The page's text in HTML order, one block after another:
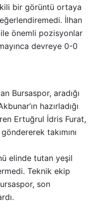
bir görüntü ortaya
İlhan
önemli pozisyonlar
devreye 0-0
Bursaspor, aradığı
hazırladığı
Ertuğrul İdris Furat,
takımını
elinde tutan yeşil
Teknik ekip
son